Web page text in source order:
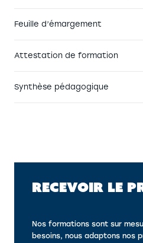
Feuille d’émargement
Attestation de formation
Synthèse pédagogique
RECEVOIR LE
Nos formations sont sur
besoins, nous adaptons nos